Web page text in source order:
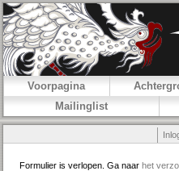
Voorpagina
Mailinglist
Formulier is verlopen. Ga naar het